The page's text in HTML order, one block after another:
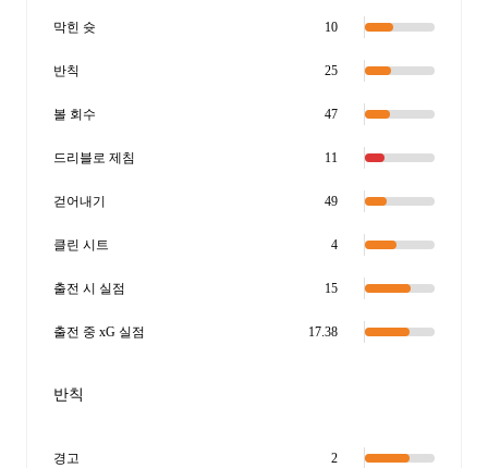
막힌 슛 10
반칙 25
볼 회수 47
드리블로 제침 11
걷어내기 49
클린 시트 4
출전 시 실점 15
출전 중 xG 실점 17.38
반칙
경고 2